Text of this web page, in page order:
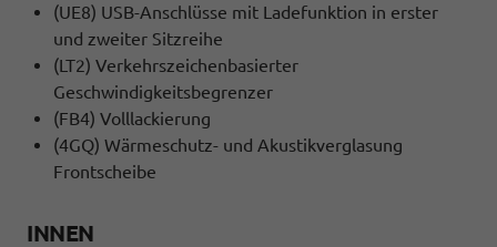
(UE8) USB-Anschlüsse mit Ladefunktion in erster
und zweiter Sitzreihe
(LT2) Verkehrszeichenbasierter
Geschwindigkeitsbegrenzer
(FB4) Volllackierung
(4GQ) Wärmeschutz- und Akustikverglasung
Frontscheibe
INNEN